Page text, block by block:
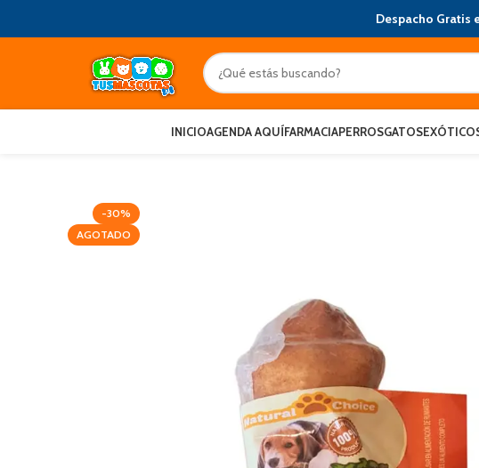
Despacho Gratis
INICIOAGENDA AQUÍFARMACIAPERROSGATOS
-30%
AGOTADO